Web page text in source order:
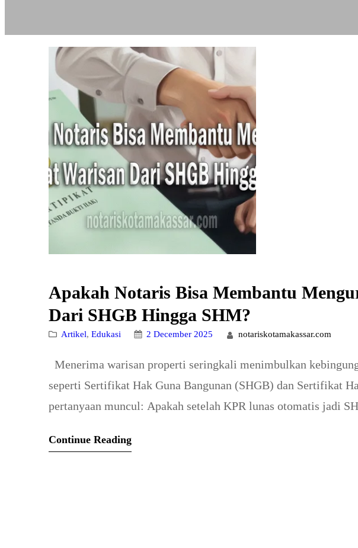
Apakah Notaris Bisa Membantu
Dari SHGB Hingga SHM?
Artikel, Edukasi 2 December 2025 notariskotamakassar.com
Menerima warisan properti seringkali menimbulkan
seperti Sertifikat Hak Guna Bangunan (SHGB) dan Sertifikat
pertanyaan muncul: Apakah setelah KPR lunas otomatis jadi
merangkum semua pertanyaan tersebut menjadi panduan…
Continue Reading